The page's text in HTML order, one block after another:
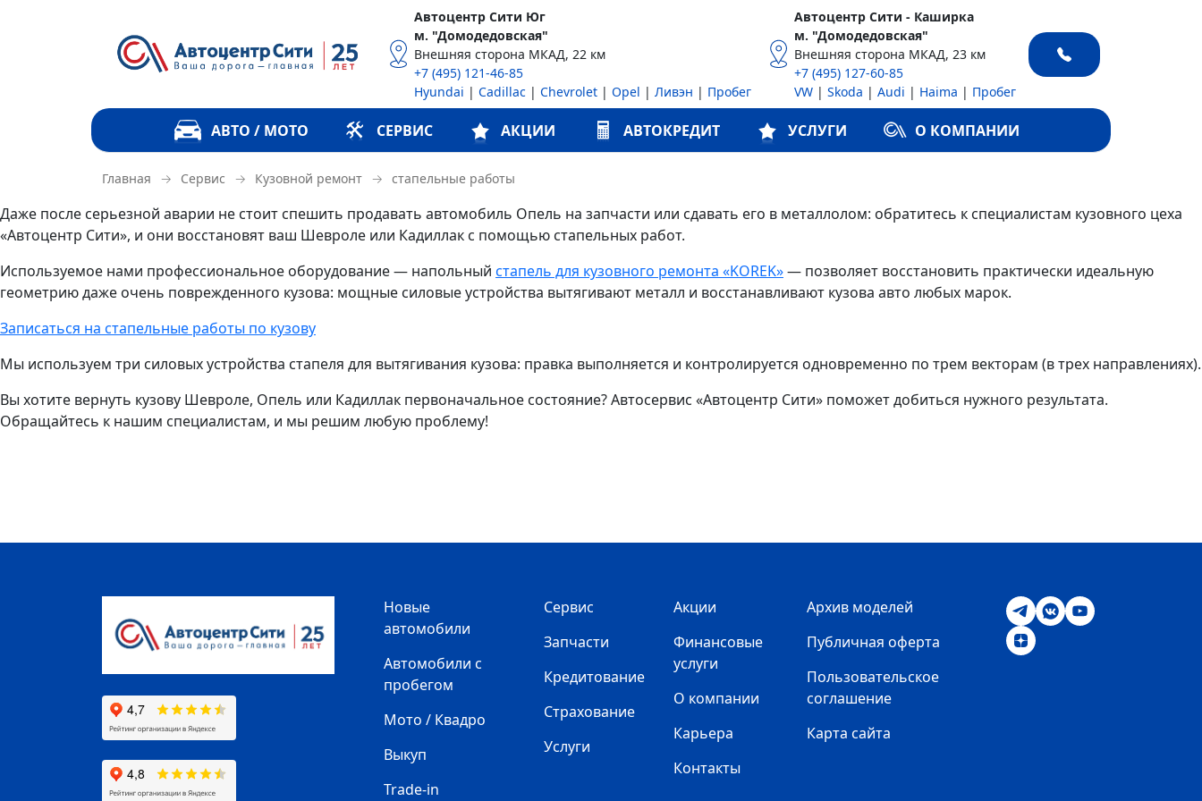
Автоцентр Сити Юг
м. "Домодедовская"
Внешняя сторона МКАД, 22 км
+7 (495) 121-46-85
Hyundai | Cadillac| Chevrolet| Opel | Ливэн | Пробег
Автоцентр Сити - Каширка
м. "Домодедовская"
Внешняя сторона МКАД, 23 км
+7 (495) 127-60-85
VW |Skoda |Audi | Haima | Пробег
АВТО / МОТО СЕРВИС АКЦИИ АВТОКРЕДИТ УСЛУГИ О КОМПАНИИ
Главная → Сервис → Кузовной ремонт → стапельные работы
Даже после серьезной аварии не стоит спешить продавать автомобиль Опель на запчасти или сдавать его в металлолом: обратитесь к специалистам кузовного цеха
«Автоцентр Сити», и они восстановят ваш Шевроле или Кадиллак с помощью стапельных работ.
Используемое нами профессиональное оборудование — напольный стапель для кузовного ремонта «KOREK»— позволяет восстановить практически идеальную
геометрию даже очень поврежденного кузова: мощные силовые устройства вытягивают металл и восстанавливают кузова авто любых марок.
Записаться на стапельные работы по кузову
Мы используем три силовых устройства стапеля для вытягивания кузова: правка выполняется и контролируется одновременно по трем векторам (в трех направлениях).
Вы хотите вернуть кузову Шевроле, Опель или Кадиллак первоначальное состояние? Автосервис «Автоцентр Сити» поможет добиться нужного результата.
Обращайтесь к нашим специалистам, и мы решим любую проблему!
Новые
автомобили
Автомобили с
пробегом
Мото / Квадро
Выкуп
Trade-in
Сервис
Запчасти
Кредитование
Страхование
Услуги
Акции
Финансовые
услуги
О компании
Карьера
Контакты
Архив моделей
Публичная оферта
Пользовательское
соглашение
Карта сайта